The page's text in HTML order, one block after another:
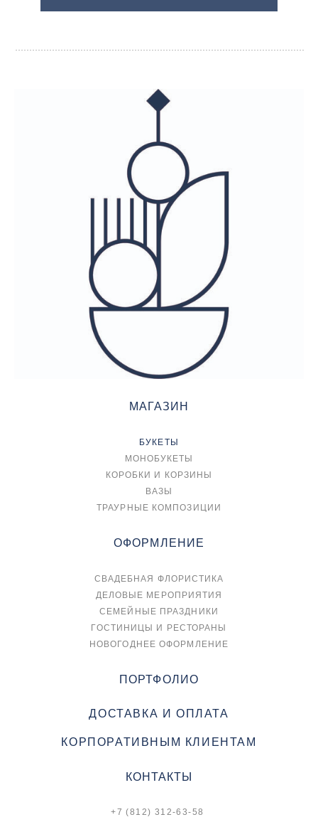
МАГАЗИН
БУКЕТЫ
МОНОБУКЕТЫ
КОРОБКИ И КОРЗИНЫ
ВАЗЫ
ТРАУРНЫЕ КОМПОЗИЦИИ
ОФОРМЛЕНИЕ
СВАДЕБНАЯ ФЛОРИСТИКА
ДЕЛОВЫЕ МЕРОПРИЯТИЯ
СЕМЕЙНЫЕ ПРАЗДНИКИ
ГОСТИНИЦЫ И РЕСТОРАНЫ
НОВОГОДНЕЕ ОФОРМЛЕНИЕ
ПОРТФОЛИО
ДОСТАВКА И ОПЛАТА
КОРПОРАТИВНЫМ КЛИЕНТАМ
КОНТАКТЫ
+7 (812) 312-63-58